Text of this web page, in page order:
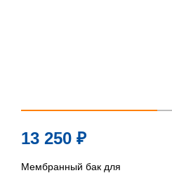
13 250 ₽
Мембранный бак для